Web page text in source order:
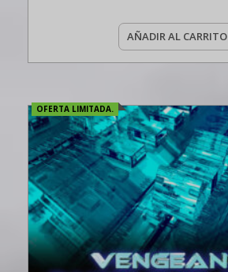
AÑADIR AL CARRITO
OFERTA LIMITADA.